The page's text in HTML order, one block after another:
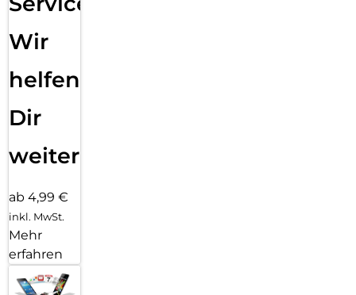
Wir
helfen
Dir
weiter
ab 4,99 €
inkl. MwSt.
Mehr
erfahren